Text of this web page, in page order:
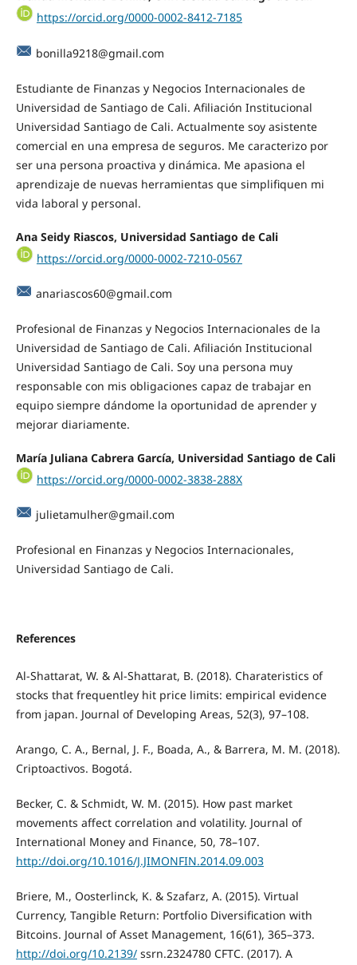
https://orcid.org/0000-0002-8412-7185
bonilla9218@gmail.com
Estudiante de Finanzas y Negocios Internacionales de
Universidad de Santiago de Cali. Afiliación Institucional
Universidad Santiago de Cali. Actualmente soy asistente
comercial en una empresa de seguros. Me caracterizo por
ser una persona proactiva y dinámica. Me apasiona el
aprendizaje de nuevas herramientas que simplifiquen mi
vida laboral y personal.
Ana Seidy Riascos, Universidad Santiago de Cali
https://orcid.org/0000-0002-7210-0567
anariascos60@gmail.com
Profesional de Finanzas y Negocios Internacionales de la
Universidad de Santiago de Cali. Afiliación Institucional
Universidad Santiago de Cali. Soy una persona muy
responsable con mis obligaciones capaz de trabajar en
equipo siempre dándome la oportunidad de aprender y
mejorar diariamente.
María Juliana Cabrera García, Universidad Santiago de Cali
https://orcid.org/0000-0002-3838-288X
julietamulher@gmail.com
Profesional en Finanzas y Negocios Internacionales,
Universidad Santiago de Cali.
References
Al-Shattarat, W. & Al-Shattarat, B. (2018). Charateristics of
stocks that frequentley hit price limits: empirical evidence
from japan. Journal of Developing Areas, 52(3), 97–108.
Arango, C. A., Bernal, J. F., Boada, A., & Barrera, M. M. (2018).
Criptoactivos. Bogotá.
Becker, C. & Schmidt, W. M. (2015). How past market
movements affect correlation and volatility. Journal of
International Money and Finance, 50, 78–107.
http://doi.org/10.1016/J.JIMONFIN.2014.09.003
Briere, M., Oosterlinck, K. & Szafarz, A. (2015). Virtual
Currency, Tangible Return: Portfolio Diversification with
Bitcoins. Journal of Asset Management, 16(61), 365–373.
http://doi.org/10.2139/ssrn.2324780 CFTC. (2017). A